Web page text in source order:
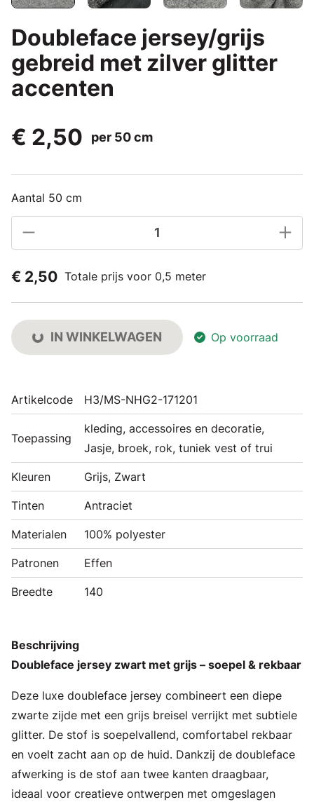
Doubleface jersey/grijs
gebreid met zilver glitter
accenten
€ 2,50
per 50 cm
Aantal 50 cm
€ 2,50 Totale prijs voor 0,5 meter
IN WINKELWAGEN Op voorraad
Artikelcode H3/MS-NHG2-171201
Toepassing
kleding, accessoires en decoratie,
Jasje, broek, rok, tuniek vest of trui
Kleuren Grijs, Zwart
Tinten Antraciet
Materialen 100% polyester
Patronen Effen
Breedte 140
Beschrijving
Doubleface jersey zwart met grijs – soepel & rekbaar
Deze luxe doubleface jersey combineert een diepe
zwarte zijde met een grijs breisel verrijkt met subtiele
glitter. De stof is soepelvallend, comfortabel rekbaar
en voelt zacht aan op de huid. Dankzij de doubleface
afwerking is de stof aan twee kanten draagbaar,
ideaal voor creatieve ontwerpen met omgeslagen